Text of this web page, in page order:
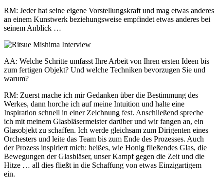
RM: Jeder hat seine eigene Vorstellungskraft und mag etwas anderes
an einem Kunstwerk beziehungsweise empfindet etwas anderes bei
seinem Anblick …
AA: Welche Schritte umfasst Ihre Arbeit von Ihren ersten Ideen bis
zum fertigen Objekt? Und welche Techniken bevorzugen Sie und
warum?
RM: Zuerst mache ich mir Gedanken über die Bestimmung des
Werkes, dann horche ich auf meine Intuition und halte eine
Inspiration schnell in einer Zeichnung fest. Anschließend spreche
ich mit meinem Glasbläsermeister darüber und wir fangen an, ein
Glasobjekt zu schaffen. Ich werde gleichsam zum Dirigenten eines
Orchesters und leite das Team bis zum Ende des Prozesses. Auch
der Prozess inspiriert mich: heißes, wie Honig fließendes Glas, die
Bewegungen der Glasbläser, unser Kampf gegen die Zeit und die
Hitze … all dies fließt in die Schaffung von etwas Einzigartigem
ein.